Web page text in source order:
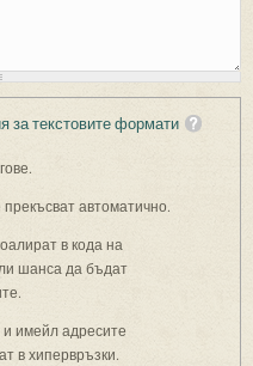
за текстовите формати
автоматично.
в кода на
шанса да бъдат
имейл адресите
в хипервръзки.